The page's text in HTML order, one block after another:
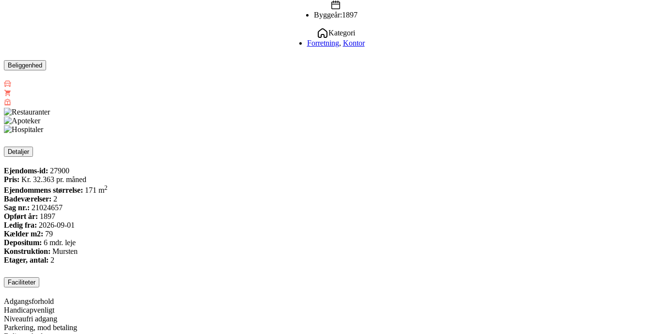
Byggeår:1897
Kategori
Forretning, Kontor
Beliggenhed
Detaljer
Ejendoms-id: 27900
Pris: Kr. 32.363 pr. måned
Ejendommens størrelse: 171 m2
Badeværelser: 2
Sag nr.: 21024657
Opført år: 1897
Ledig fra: 2026-09-01
Kælder m2: 79
Depositum: 6 mdr. leje
Konstruktion: Mursten
Etager, antal: 2
Faciliteter
Adgangsforhold
Handicapvenligt
Niveaufri adgang
Parkering, mod betaling